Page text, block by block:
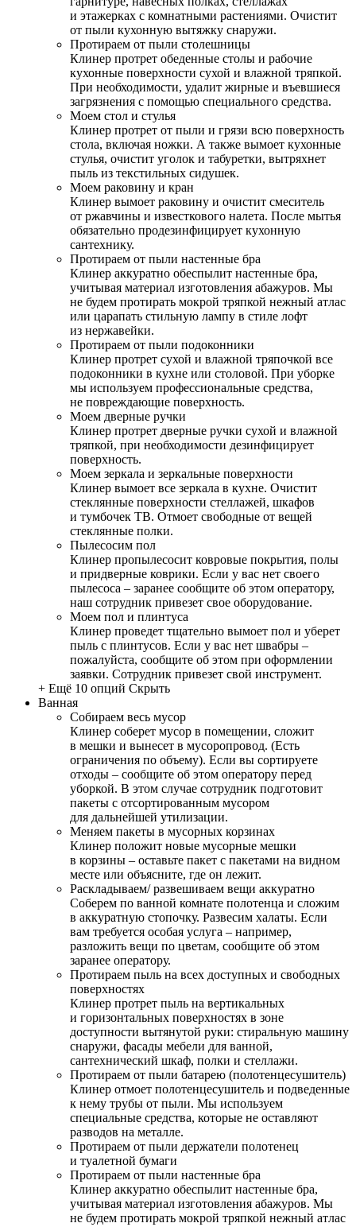
и этажерках с комнатными растениями. Очистит
от пыли кухонную вытяжку снаружи.
Протираем от пыли столешницы
Клинер протрет обеденные столы и рабочие
кухонные поверхности сухой и влажной тряпкой.
При необходимости, удалит жирные и въевшиеся
загрязнения с помощью специального средства.
Моем стол и стулья
Клинер протрет от пыли и грязи всю поверхность
стола, включая ножки. А также вымоет кухонные
стулья, очистит уголок и табуретки, вытряхнет
пыль из текстильных сидушек.
Моем раковину и кран
Клинер вымоет раковину и очистит смеситель
от ржавчины и известкового налета. После мытья
обязательно продезинфицирует кухонную
сантехнику.
Протираем от пыли настенные бра
Клинер аккуратно обеспылит настенные бра,
учитывая материал изготовления абажуров. Мы
не будем протирать мокрой тряпкой нежный атлас
или царапать стильную лампу в стиле лофт
из нержавейки.
Протираем от пыли подоконники
Клинер протрет сухой и влажной тряпочкой все
подоконники в кухне или столовой. При уборке
мы используем профессиональные средства,
не повреждающие поверхность.
Моем дверные ручки
Клинер протрет дверные ручки сухой и влажной
тряпкой, при необходимости дезинфицирует
поверхность.
Моем зеркала и зеркальные поверхности
Клинер вымоет все зеркала в кухне. Очистит
стеклянные поверхности стеллажей, шкафов
и тумбочек ТВ. Отмоет свободные от вещей
стеклянные полки.
Пылесосим пол
Клинер пропылесосит ковровые покрытия, полы
и придверные коврики. Если у вас нет своего
пылесоса – заранее сообщите об этом оператору,
наш сотрудник привезет свое оборудование.
Моем пол и плинтуса
Клинер проведет тщательно вымоет пол и уберет
пыль с плинтусов. Если у вас нет швабры –
пожалуйста, сообщите об этом при оформлении
заявки. Сотрудник привезет свой инструмент.
+ Ещё 10 опций Скрыть
Ванная
Собираем весь мусор
Клинер соберет мусор в помещении, сложит
в мешки и вынесет в мусоропровод. (Есть
ограничения по объему). Если вы сортируете
отходы – сообщите об этом оператору перед
уборкой. В этом случае сотрудник подготовит
пакеты с отсортированным мусором
для дальнейшей утилизации.
Меняем пакеты в мусорных корзинах
Клинер положит новые мусорные мешки
в корзины – оставьте пакет с пакетами на видном
месте или объясните, где он лежит.
Раскладываем/ развешиваем вещи аккуратно
Соберем по ванной комнате полотенца и сложим
в аккуратную стопочку. Развесим халаты. Если
вам требуется особая услуга – например,
разложить вещи по цветам, сообщите об этом
заранее оператору.
Протираем пыль на всех доступных и свободных
поверхностях
Клинер протрет пыль на вертикальных
и горизонтальных поверхностях в зоне
доступности вытянутой руки: стиральную машину
снаружи, фасады мебели для ванной,
сантехнический шкаф, полки и стеллажи.
Протираем от пыли батарею (полотенцесушитель)
Клинер отмоет полотенцесушитель и подведенные
к нему трубы от пыли. Мы используем
специальные средства, которые не оставляют
разводов на металле.
Протираем от пыли держатели полотенец
и туалетной бумаги
Протираем от пыли настенные бра
Клинер аккуратно обеспылит настенные бра,
учитывая материал изготовления абажуров. Мы
не будем протирать мокрой тряпкой нежный атлас